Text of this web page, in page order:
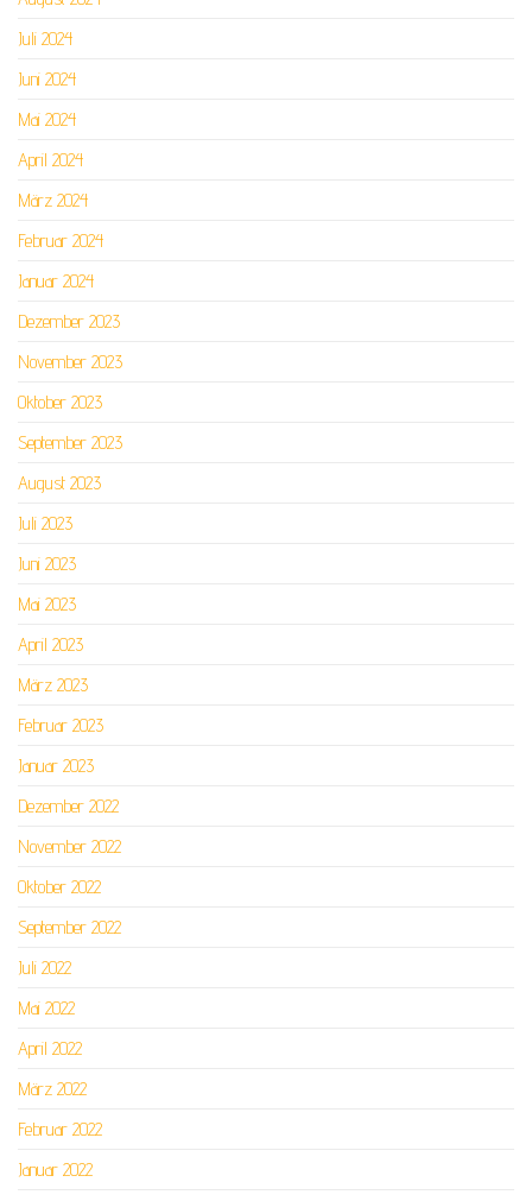
Juli 2024
Juni 2024
Mai 2024
April 2024
März 2024
Februar 2024
Januar 2024
Dezember 2023
November 2023
Oktober 2023
September 2023
August 2023
Juli 2023
Juni 2023
Mai 2023
April 2023
März 2023
Februar 2023
Januar 2023
Dezember 2022
November 2022
Oktober 2022
September 2022
Juli 2022
Mai 2022
April 2022
März 2022
Februar 2022
Januar 2022